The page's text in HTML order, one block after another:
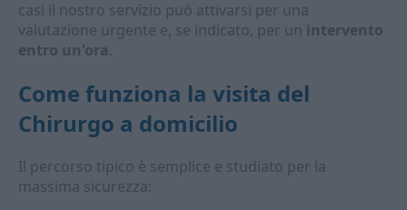
casi il nostro servizio può attivarsi per una
valutazione urgente e, se indicato, per un intervento
entro un'ora.
Come funziona la visita del
Chirurgo a domicilio
Il percorso tipico è semplice e studiato per la
massima sicurezza: